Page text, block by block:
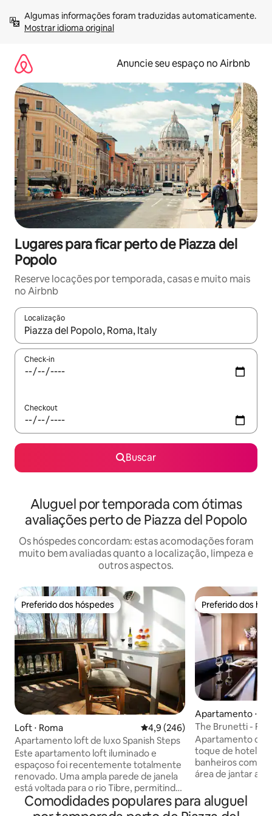
para
Mostrar idioma original
Anuncie seu espaço no Airbnb
Lugares para ficar perto de Piazza del
Popolo
Reserve locações por temporada, casas e muito mais
no Airbnb
Localização
Quando os resultados estiverem disponíveis, explore-os
Check-in
Checkout
Buscar
Aluguel por temporada com ótimas
avaliações perto de Piazza del Popolo
Os hóspedes concordam: estas acomodações foram
muito bem avaliadas quanto a localização, limpeza e
outros aspectos.
Preferido dos hóspedes
Preferido dos hóspedes
Loft ⋅ Roma 4,9 de uma avaliação média de
4,9 (246)
Apartamento loft de luxo Spanish Steps
Este apartamento loft iluminado e
espaçoso foi recentemente totalmente
renovado. Uma ampla parede de janela
está voltada para o rio Tibre, permitindo
a entrada de muita luz solar. Há belos
pisos de terracota da Toscana e móveis
Preferido dos
Preferido dos
Apartamento ⋅
The Brunetti -
2 banheiros
Apartamento de
toque de hotel de
banheiros com
área de jantar ao
gostariam de
exclusiva de
Comodidades populares para aluguel